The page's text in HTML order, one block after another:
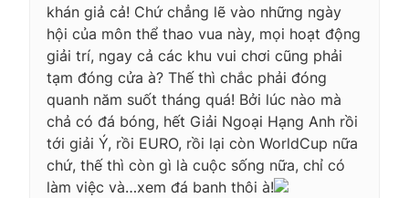
khán giả cả! Chứ chẳng lẽ vào những ngày
hội của môn thể thao vua này, mọi hoạt động
giải trí, ngay cả các khu vui chơi cũng phải
tạm đóng cửa à? Thế thì chắc phải đóng
quanh năm suốt tháng quá! Bởi lúc nào mà
chả có đá bóng, hết Giải Ngoại Hạng Anh rồi
tới giải Ý, rồi EURO, rồi lại còn WorldCup nữa
chứ, thế thì còn gì là cuộc sống nữa, chỉ có
làm việc và…xem đá banh thôi à!